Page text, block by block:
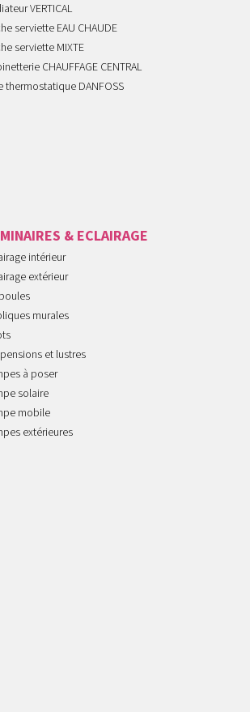
VERTICAL
serviette EAU CHAUDE
serviette MIXTE
CHAUFFAGE CENTRAL
thermostatique DANFOSS
& ECLAIRAGE
intérieur
extérieur
murales
et lustres
à poser
solaire
mobile
extérieures